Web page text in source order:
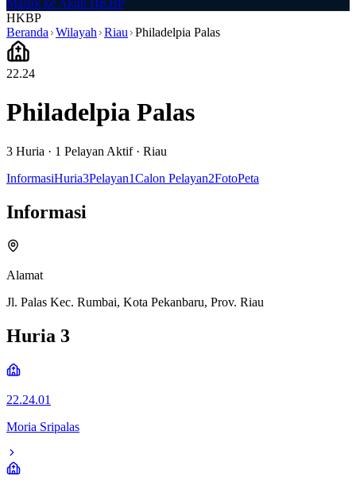
Masuk ke Akun HKBP
HKBP
Beranda Wilayah Riau Philadelpia Palas
22.24
Philadelpia Palas
3 Huria · 1 Pelayan Aktif· Riau
InformasiHuria3Pelayan1Calon Pelayan2FotoPeta
Informasi
Alamat
Jl. Palas Kec. Rumbai, Kota Pekanbaru, Prov. Riau
Huria 3
22.24.01
Moria Sripalas